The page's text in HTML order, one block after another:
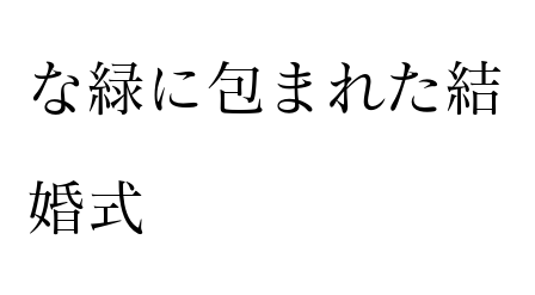
な緑に包まれた結
婚式